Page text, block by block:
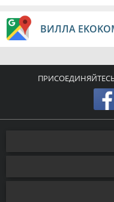
ВИЛЛА